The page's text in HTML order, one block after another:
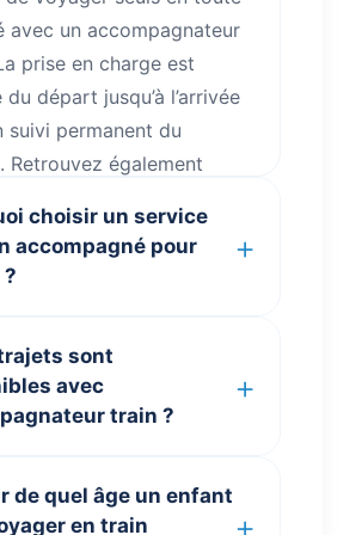
avec un accompagnateur
prise en charge est
du départ jusqu’à l’arrivée
suivi permanent du
Retrouvez également
.
choisir un service
accompagné pour
train moderne
familles recherchant un
accompagnateur, un
de voyage sécurisé pour
sont
avec
train ?
populaires avec
de quel âge un enfant
en train